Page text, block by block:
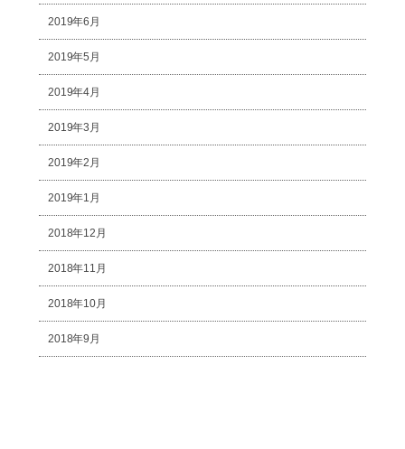
2019年6月
2019年5月
2019年4月
2019年3月
2019年2月
2019年1月
2018年12月
2018年11月
2018年10月
2018年9月